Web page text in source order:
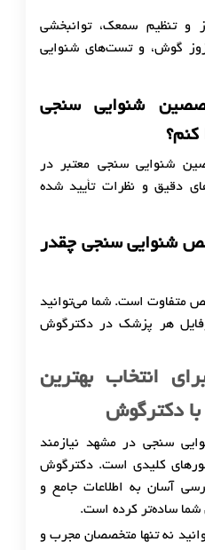
و تنظیم سمعک، توانبخشی
گوش، و تست‌های شنوایی
شنوایی سنجی
کنم؟
شنوایی سنجی معتبر در
دقیق و نظرات تأیید شده
شنوایی سنجی چقدر
متفاوت است. شما می‌توانید
هر پزشک در دکترگوش
انتخاب بهترین
دکترگوش
سنجی در مشهد نیازمند
کلیدی است. دکترگوش
آسان به اطلاعات جامع و
شما ساده‌تر کرده است.
نه تنها متخصصان مجرب و